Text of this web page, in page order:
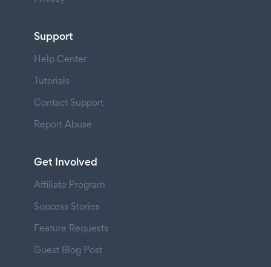
Support
Help Center
Tutorials
Contact Support
Report Abuse
Get Involved
Affiliate Program
Success Stories
Feature Requests
Guest Blog Post